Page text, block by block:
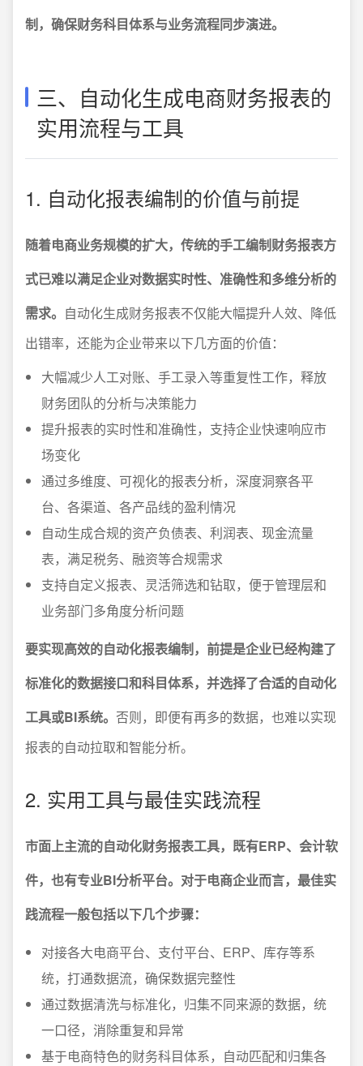
制，确保财务科目体系与业务流程同步演进。
三、自动化生成电商财务报表的
实用流程与工具
1. 自动化报表编制的价值与前提
随着电商业务规模的扩大，传统的手工编制财务报表方
式已难以满足企业对数据实时性、准确性和多维分析的
需求。 自动化生成财务报表不仅能大幅提升人效、降低
出错率，还能为企业带来以下几方面的价值：
大幅减少人工对账、手工录入等重复性工作，释放
财务团队的分析与决策能力
提升报表的实时性和准确性，支持企业快速响应市
场变化
通过多维度、可视化的报表分析，深度洞察各平
台、各渠道、各产品线的盈利情况
自动生成合规的资产负债表、利润表、现金流量
表，满足税务、融资等合规需求
支持自定义报表、灵活筛选和钻取，便于管理层和
业务部门多角度分析问题
要实现高效的自动化报表编制，前提是企业已经构建了
标准化的数据接口和科目体系，并选择了合适的自动化
工具或BI系统。 否则，即便有再多的数据，也难以实现
报表的自动拉取和智能分析。
2. 实用工具与最佳实践流程
市面上主流的自动化财务报表工具，既有ERP、会计软
件，也有专业BI分析平台。对于电商企业而言，最佳实
践流程一般包括以下几个步骤：
对接各大电商平台、支付平台、ERP、库存等系
统，打通数据流，确保数据完整性
通过数据清洗与标准化，归集不同来源的数据，统
一口径，消除重复和异常
基于电商特色的财务科目体系，自动匹配和归集各